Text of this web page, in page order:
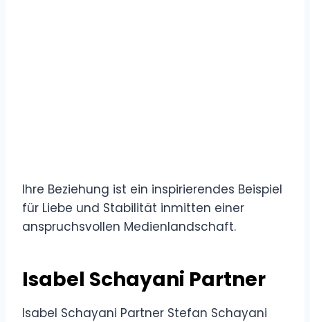
Ihre Beziehung ist ein inspirierendes Beispiel
für Liebe und Stabilität inmitten einer
anspruchsvollen Medienlandschaft.
Isabel Schayani Partner
Isabel Schayani Partner Stefan Schayani